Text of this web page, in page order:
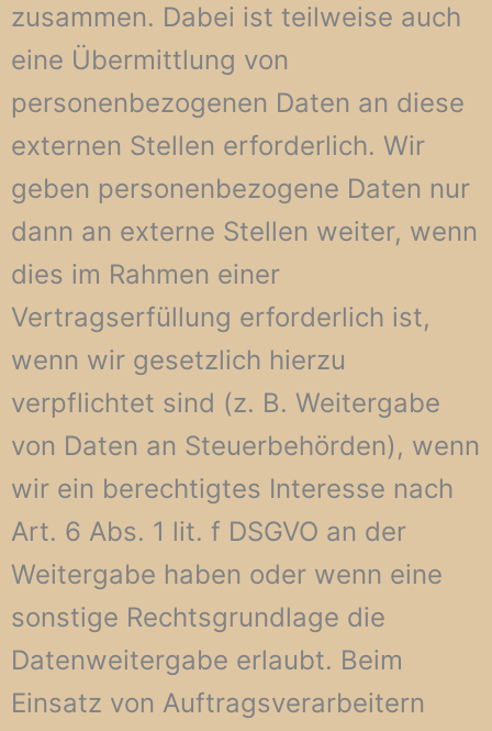
zusammen. Dabei ist teilweise auch
eine Übermittlung von
personenbezogenen Daten an diese
externen Stellen erforderlich. Wir
geben personenbezogene Daten nur
dann an externe Stellen weiter, wenn
dies im Rahmen einer
Vertragserfüllung erforderlich ist,
wenn wir gesetzlich hierzu
verpflichtet sind (z. B. Weitergabe
von Daten an Steuerbehörden), wenn
wir ein berechtigtes Interesse nach
Art. 6 Abs. 1 lit. f DSGVO an der
Weitergabe haben oder wenn eine
sonstige Rechtsgrundlage die
Datenweitergabe erlaubt. Beim
Einsatz von Auftragsverarbeitern